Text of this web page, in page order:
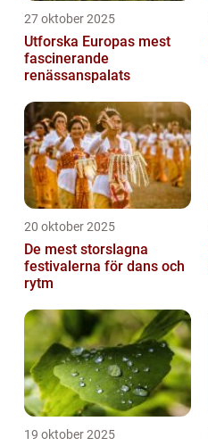
27 oktober 2025
Utforska Europas mest
fascinerande
renässanspalats
20 oktober 2025
De mest storslagna
festivalerna för dans och
rytm
19 oktober 2025